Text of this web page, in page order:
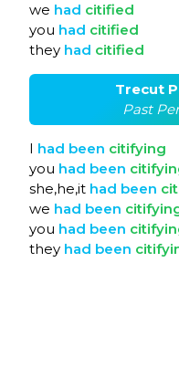
we had citified
you had citified
they had citified
Trecut
Past
I had been citifying
you had been
she,he,it had been
we had been
you had been
they had been